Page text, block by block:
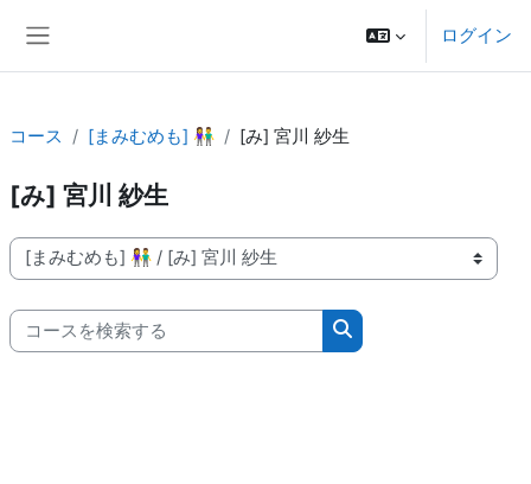
ログイン
コース [まみむめも] 👫 [み] 宮川 紗生
[み] 宮川 紗生
コースカテゴリ
コースを検索する
コースを検索する